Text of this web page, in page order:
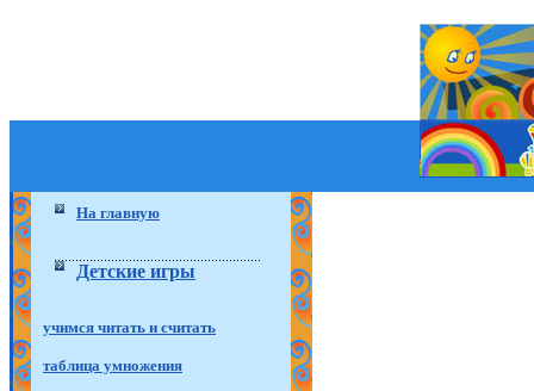
На главную
Детские игры
учимся читать и считать
таблица умножения